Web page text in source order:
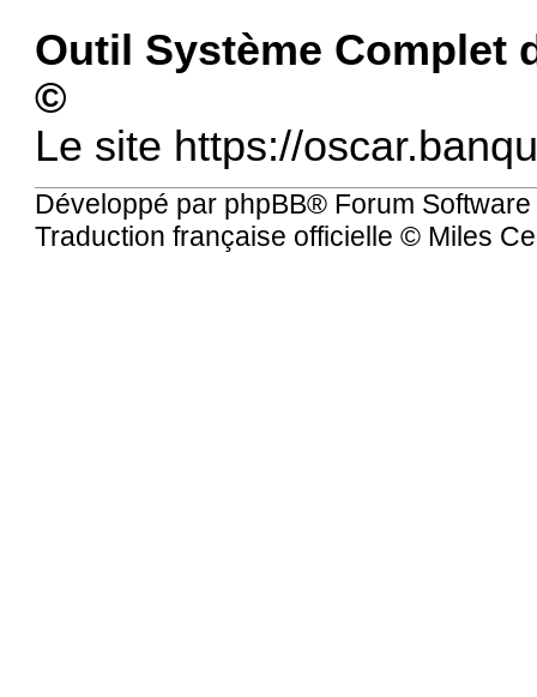
Outil Système Complet
©
Le site https://
Développé par phpBB® Forum
Traduction française officielle © Miles